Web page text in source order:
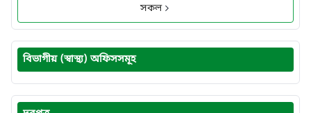
সকল
বিভাগীয় (স্বাস্থ্য) অফিসসমূহ